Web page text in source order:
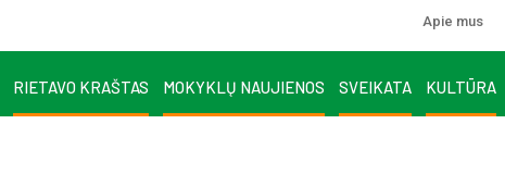
Apie mus
RIETAVO KRAŠTAS MOKYKLŲ NAUJIENOS SVEIKATA KULTŪRA